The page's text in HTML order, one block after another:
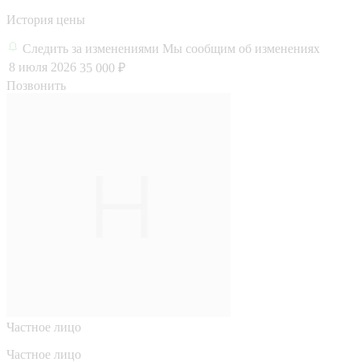
История цены
Следить за изменениями Мы сообщим об изменениях
8 июля 2026 35 000 ₽
Позвонить
Частное лицо
Частное лицо